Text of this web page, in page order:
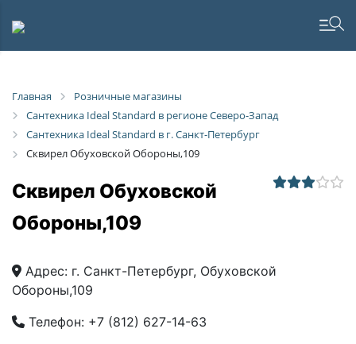
Главная
Розничные магазины
Сантехника Ideal Standard в регионе Северо-Запад
Сантехника Ideal Standard в г. Санкт-Петербург
Сквирел Обуховской Обороны,109
Сквирел Обуховской
Обороны,109
Адрес: г. Санкт-Петербург, Обуховской
Обороны,109
Телефон: +7 (812) 627-14-63